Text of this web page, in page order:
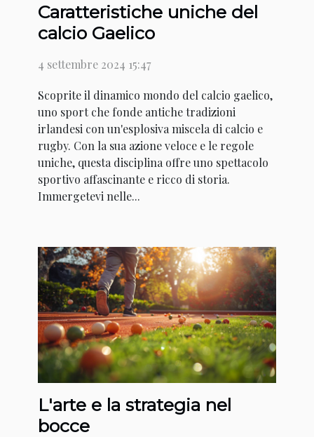
Caratteristiche uniche del
calcio Gaelico
4 settembre 2024 15:47
Scoprite il dinamico mondo del calcio gaelico,
uno sport che fonde antiche tradizioni
irlandesi con un'esplosiva miscela di calcio e
rugby. Con la sua azione veloce e le regole
uniche, questa disciplina offre uno spettacolo
sportivo affascinante e ricco di storia.
Immergetevi nelle...
L'arte e la strategia nel
bocce